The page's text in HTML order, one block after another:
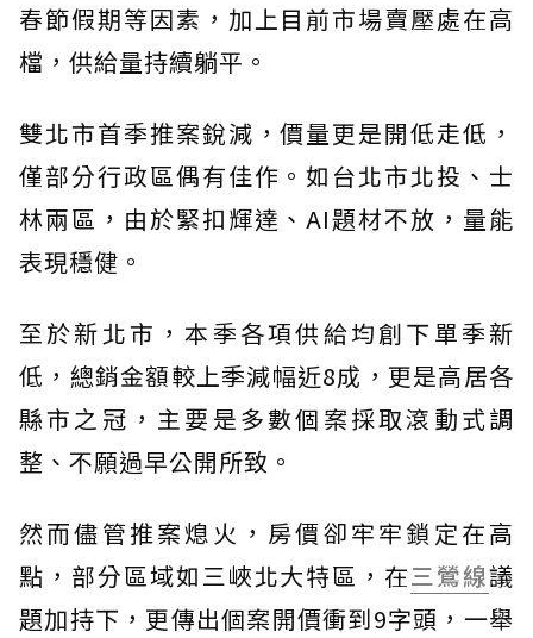
春節假期等因素，加上目前市場賣壓處在高
檔，供給量持續躺平。
雙北市首季推案銳減，價量更是開低走低，
僅部分行政區偶有佳作。如台北市北投、士
林兩區，由於緊扣輝達、AI題材不放，量能
表現穩健。
至於新北市，本季各項供給均創下單季新
低，總銷金額較上季減幅近8成，更是高居各
縣市之冠，主要是多數個案採取滾動式調
整、不願過早公開所致。
然而儘管推案熄火，房價卻牢牢鎖定在高
點，部分區域如三峽北大特區，在三鶯線議
題加持下，更傳出個案開價衝到9字頭，一舉